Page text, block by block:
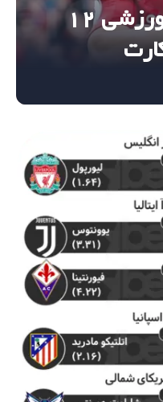
مهم‌ترین مسابقات ورزشی ۱۲